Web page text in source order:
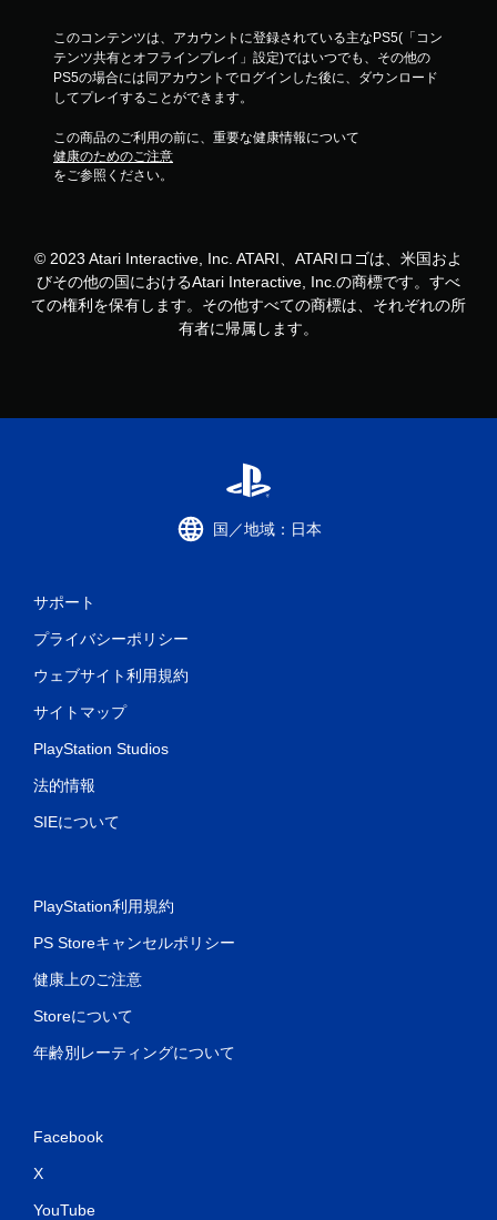
このコンテンツは、アカウントに登録されている主なPS5(「コン
テンツ共有とオフラインプレイ」設定)ではいつでも、その他の
PS5の場合には同アカウントでログインした後に、ダウンロード
してプレイすることができます。
この商品のご利用の前に、重要な健康情報について
健康のためのご注意
をご参照ください。
© 2023 Atari Interactive, Inc. ATARI、ATARIロゴは、米国およ
びその他の国におけるAtari Interactive, Inc.の商標です。すべ
ての権利を保有します。その他すべての商標は、それぞれの所
有者に帰属します。
国／地域：日本
サポート
プライバシーポリシー
ウェブサイト利用規約
サイトマップ
PlayStation Studios
法的情報
SIEについて
PlayStation利用規約
PS Storeキャンセルポリシー
健康上のご注意
Storeについて
年齢別レーティングについて
Facebook
X
YouTube